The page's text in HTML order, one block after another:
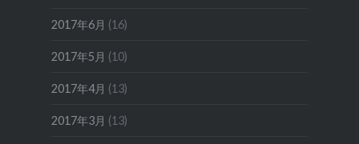
2017年6月 (16)
2017年5月 (10)
2017年4月 (13)
2017年3月 (13)